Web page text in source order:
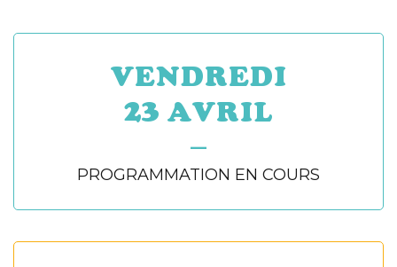
VENDREDI
23 AVRIL
—
PROGRAMMATION EN COURS